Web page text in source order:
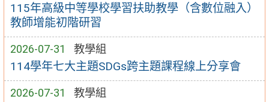
115年高級中等學校學習扶助教學（含數位融入）
教師增能初階研習
2026-07-31 教學組
114學年七大主題SDGs跨主題課程線上分享會
2026-07-31 教學組